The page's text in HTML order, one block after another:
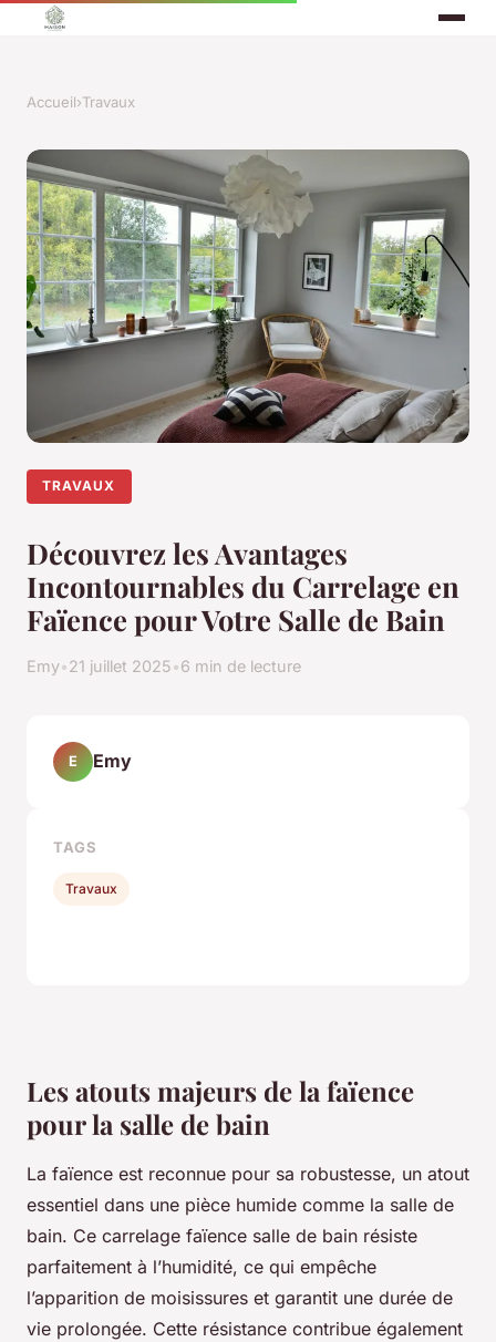
Accueil›Travaux
TRAVAUX
Découvrez les Avantages
Incontournables du Carrelage en
Faïence pour Votre Salle de Bain
Emy•21 juillet 2025•6 min de lecture
Les atouts majeurs de la faïence
pour la salle de bain
La faïence est reconnue pour sa robustesse, un atout
essentiel dans une pièce humide comme la salle de
bain. Ce carrelage faïence salle de bain résiste
parfaitement à l’humidité, ce qui empêche
l’apparition de moisissures et garantit une durée de
vie prolongée. Cette résistance contribue également
E Emy
TAGS
Travaux